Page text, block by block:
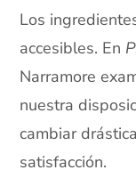
Los
accesibles. En
Narramore
nuestra
cambiar
satisfacción.